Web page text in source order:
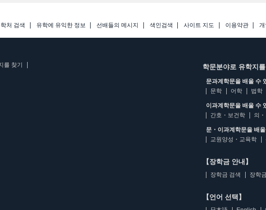
처 검색 유학에 유익한 정보 선배들의 메시지 색인검색 사이트 지도 이용약관
를 찾기 학문분야로 유학지
문과계학문을 배울 수
문학
어학 법학
이과계학문을 배울 수
간호・보건학
의
문・이과계학문을 배
교원양성・교육학
【장학금 안내】
장학금 검색 장학
【언어 선택】